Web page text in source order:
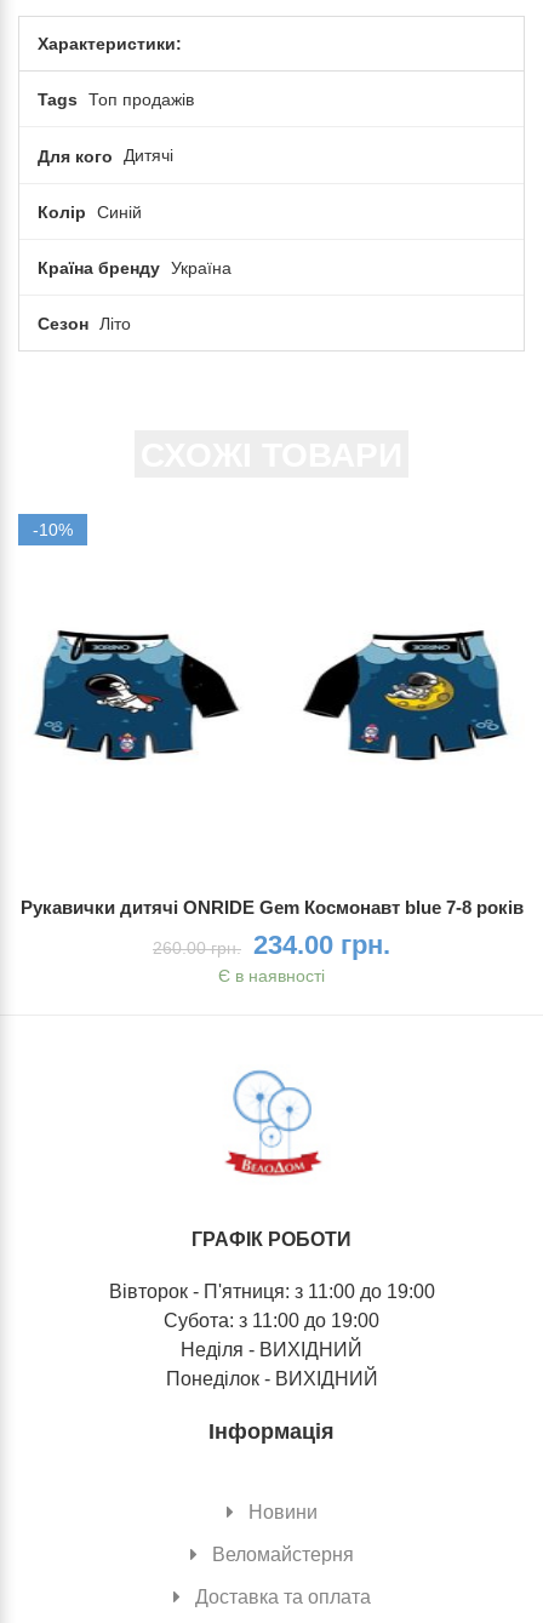
Характеристики:
Tags Топ продажів
Для кого Дитячі
Колір Синій
Країна бренду Україна
Сезон Літо
-10%
Рукавички дитячі ONRIDE Gem Космонавт blue 7-8 років
260.00 грн. 234.00 грн.
Є в наявності
ГРАФІК РОБОТИ
Вівторок - П'ятниця: з 11:00 до 19:00
Субота: з 11:00 до 19:00
Неділя - ВИХІДНИЙ
Понеділок - ВИХІДНИЙ
Інформація
Новини
Веломайстерня
Доставка та оплата